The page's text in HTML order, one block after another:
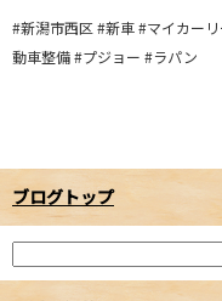
#新潟市西区 #新車 #マイカー
動車整備 #プジョー #ラパン
ブログトップ